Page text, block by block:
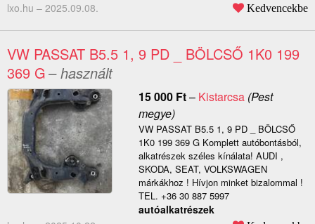
lxo.hu – 2025.09.08. Kedvencekbe
VW PASSAT B5.5 1, 9 PD _ BÖLCSŐ 1K0 199
369 G– használt
15 000 Ft– Kistarcsa(Pest
megye)
VW PASSAT B5.5 1, 9 PD _ BÖLCSŐ
1K0 199 369 G Komplett autóbontásból,
alkatrészek széles kínálata! AUDI ,
SKODA, SEAT, VOLKSWAGEN
márkákhoz ! Hívjon minket bizalommal !
TEL. +36 30 887 5997
autóalkatrészek